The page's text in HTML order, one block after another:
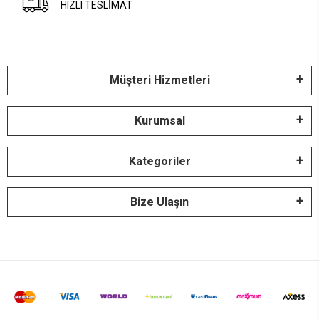
HIZLI TESLİMAT
Müşteri Hizmetleri
Kurumsal
Kategoriler
Bize Ulaşın